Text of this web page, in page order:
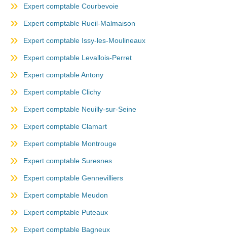
Expert comptable Courbevoie
Expert comptable Rueil-Malmaison
Expert comptable Issy-les-Moulineaux
Expert comptable Levallois-Perret
Expert comptable Antony
Expert comptable Clichy
Expert comptable Neuilly-sur-Seine
Expert comptable Clamart
Expert comptable Montrouge
Expert comptable Suresnes
Expert comptable Gennevilliers
Expert comptable Meudon
Expert comptable Puteaux
Expert comptable Bagneux